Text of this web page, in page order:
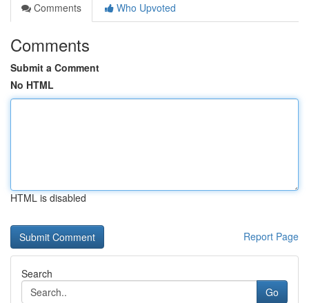
Comments
Who Upvoted
Comments
Submit a Comment
No HTML
HTML is disabled
Report Page
Search
Go